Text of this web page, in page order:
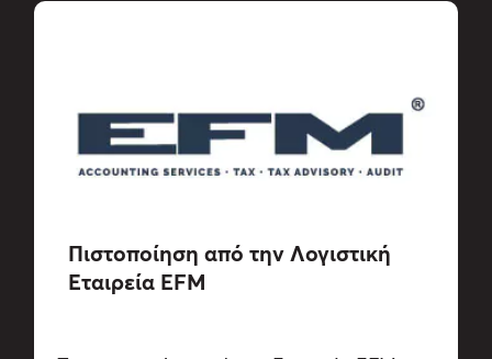
Πιστοποίηση από την Λογιστική
Εταιρεία EFM